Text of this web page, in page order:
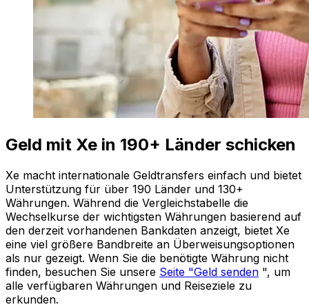
Geld mit Xe in 190+ Länder schicken
Xe macht internationale Geldtransfers einfach und bietet
Unterstützung für über 190 Länder und 130+
Währungen. Während die Vergleichstabelle die
Wechselkurse der wichtigsten Währungen basierend auf
den derzeit vorhandenen Bankdaten anzeigt, bietet Xe
eine viel größere Bandbreite an Überweisungsoptionen
als nur gezeigt. Wenn Sie die benötigte Währung nicht
finden, besuchen Sie unsere Seite "Geld senden ", um
alle verfügbaren Währungen und Reiseziele zu
erkunden.